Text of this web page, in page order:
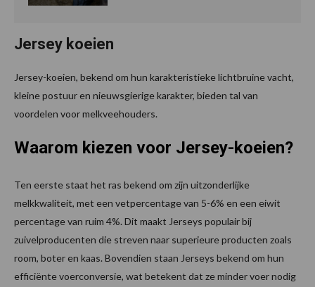
Jersey koeien
Jersey-koeien, bekend om hun karakteristieke lichtbruine vacht,
kleine postuur en nieuwsgierige karakter, bieden tal van
voordelen voor melkveehouders.
Waarom kiezen voor Jersey-koeien?
Ten eerste staat het ras bekend om zijn uitzonderlijke
melkkwaliteit, met een vetpercentage van 5-6% en een eiwit
percentage van ruim 4%. Dit maakt Jerseys populair bij
zuivelproducenten die streven naar superieure producten zoals
room, boter en kaas. Bovendien staan Jerseys bekend om hun
efficiënte voerconversie, wat betekent dat ze minder voer nodig